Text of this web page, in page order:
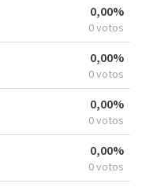
0,00%
0 votos
0,00%
0 votos
0,00%
0 votos
0,00%
0 votos